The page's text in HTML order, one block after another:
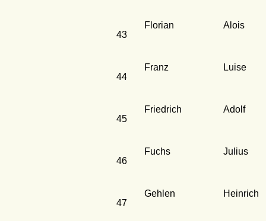
43
Florian Alois
44
Franz Luise
45
Friedrich Adolf
46
Fuchs Julius
47
Gehlen Heinrich